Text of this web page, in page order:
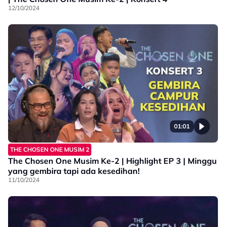
12/10/2024
01:01
THE CHOSEN ONE MUSIM 2
The Chosen One Musim Ke-2 | Highlight EP 3 | Minggu
yang gembira tapi ada kesedihan!
11/10/2024